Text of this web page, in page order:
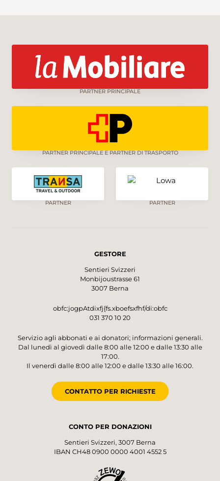
PARTNER PRINCIPALE
PARTNER PRINCIPALE E PARTNER DI TRASPORTO
PARTNER PARTNER
GESTORE
Sentieri Svizzeri
Monbijoustrasse 61
3007 Berna
obfc:jogpAtdixfj{fs.xboefsxfhf/di:obfc
031 370 10 20
Servizio agli abbonati e ai donatori; informazioni generali.
Dal lunedì al giovedì dalle 8:00 alle 12:00 e dalle 13:30 alle
17:00.
Il venerdì dalle 8:00 alle 12:00 e dalle 13:30 alle 16:00.
CONTATTO PER RICHIESTE
CONTO PER DONAZIONI
Sentieri Svizzeri, 3007 Berna
IBAN CH48 0900 0000 4001 4552 5